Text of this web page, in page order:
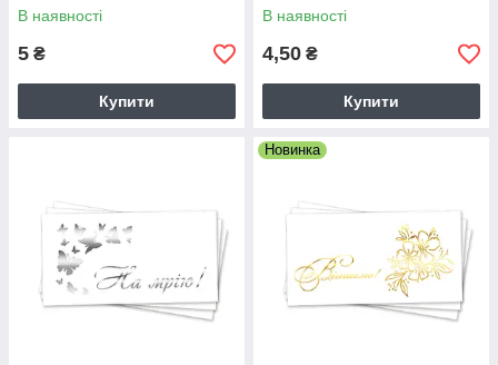
В наявності
5 ₴
Купити
В наявності
4,50 ₴
Купити
Новинка